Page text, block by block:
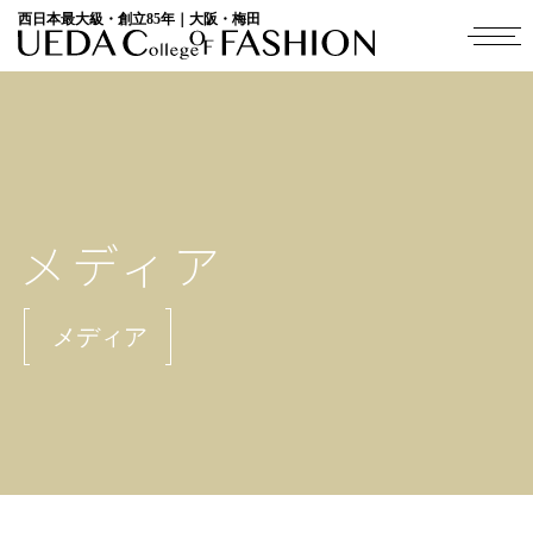
西日本最大級・創立85年｜大阪・梅田
メディア
メディア